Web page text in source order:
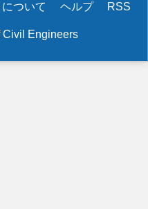
ついて ヘルプ RSS
Engineers